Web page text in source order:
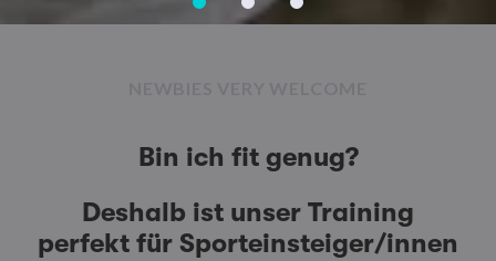
Bin ich fit genug?
Deshalb ist unser Training
perfekt für Sporteinsteiger/innen